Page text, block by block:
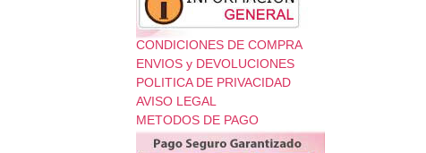
CONDICIONES DE COMPRA
ENVIOS y DEVOLUCIONES
POLITICA DE PRIVACIDAD
AVISO LEGAL
METODOS DE PAGO